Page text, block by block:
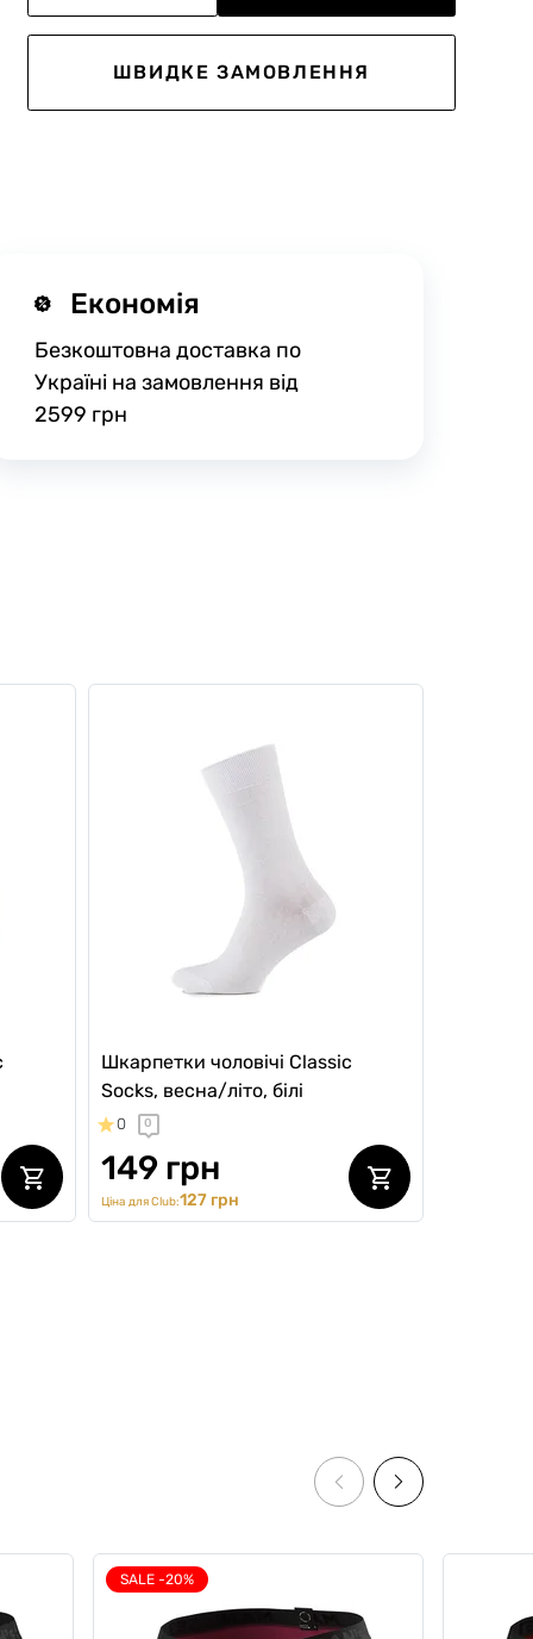
ШВИДКЕ ЗАМОВЛЕННЯ
Економія
Безкоштовна доставка по
Україні на замовлення від
2599 грн
Шкарпетки чоловічі Classic
Socks, весна/літо, білі
0 0
149 грн
Ціна для Club:127 грн
Шкарпетки чоловічі Classic Color
SALE -20%